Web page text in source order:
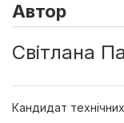
Автор
Світлана
Кандидат